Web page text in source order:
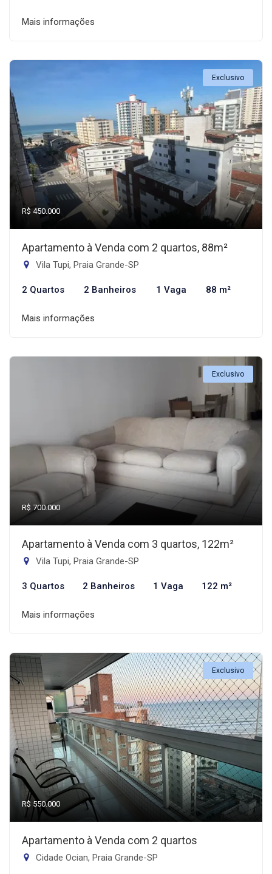
Mais informações
Exclusivo
R$ 450.000
Apartamento à Venda com 2 quartos, 88m²
Vila Tupi, Praia Grande-SP
2 Quartos 2 Banheiros 1 Vaga 88 m²
Mais informações
Exclusivo
R$ 700.000
Apartamento à Venda com 3 quartos, 122m²
Vila Tupi, Praia Grande-SP
3 Quartos 2 Banheiros 1 Vaga 122 m²
Mais informações
Exclusivo
R$ 550.000
Apartamento à Venda com 2 quartos
Cidade Ocian, Praia Grande-SP